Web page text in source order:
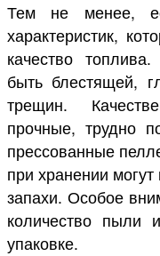
Тем не менее,
характеристик,
качество
быть блестящей,
трещин.
прочные, трудно
прессованные
при хранении
запахи. Особое
количество пыли
упаковке.